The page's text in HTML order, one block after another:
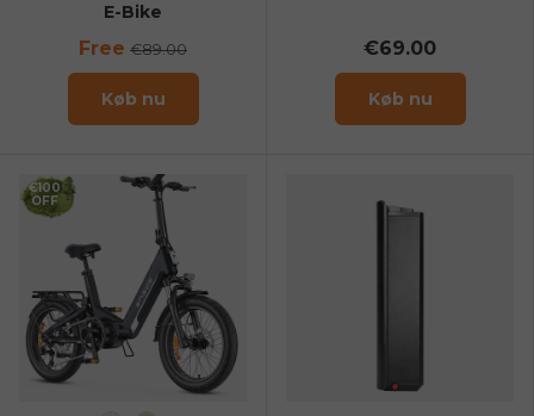
E-Bike
Free €89.00
Køb nu
€69.00
Køb nu
€100
OFF